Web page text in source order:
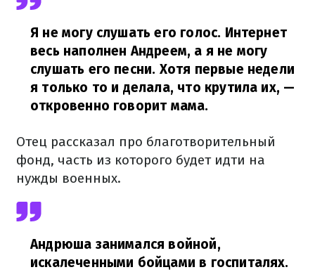
Я не могу слушать его голос. Интернет
весь наполнен Андреем, а я не могу
слушать его песни. Хотя первые недели
я только то и делала, что крутила их, —
откровенно говорит мама.
Отец рассказал про благотворительный
фонд, часть из которого будет идти на
нужды военных.
Андрюша занимался войной,
искалеченными бойцами в госпиталях.